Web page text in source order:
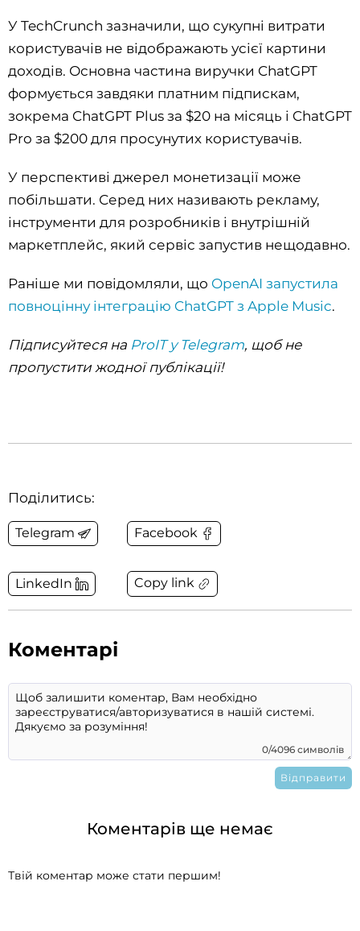
У TechCrunch зазначили, що сукупні витрати
користувачів не відображають усієї картини
доходів. Основна частина виручки ChatGPT
формується завдяки платним підпискам,
зокрема ChatGPT Plus за $20 на місяць і ChatGPT
Pro за $200 для просунутих користувачів.
У перспективі джерел монетизації може
побільшати. Серед них називають рекламу,
інструменти для розробників і внутрішній
маркетплейс, який сервіс запустив нещодавно.
Раніше ми повідомляли, що OpenAI запустила
повноцінну інтеграцію ChatGPT з Apple Music.
Підписуйтеся на ProIT у Telegram, щоб не
пропустити жодної публікації!
Поділитись:
Telegram Facebook
LinkedIn Copy link
Коментарі
0/4096 символів
Коментарів ще немає
Твій коментар може стати першим!